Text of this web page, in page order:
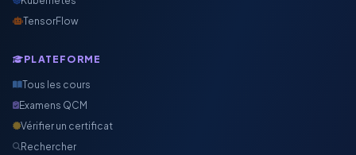
TensorFlow
PLATEFORME
Tous les cours
Examens QCM
Vérifier un certificat
Rechercher